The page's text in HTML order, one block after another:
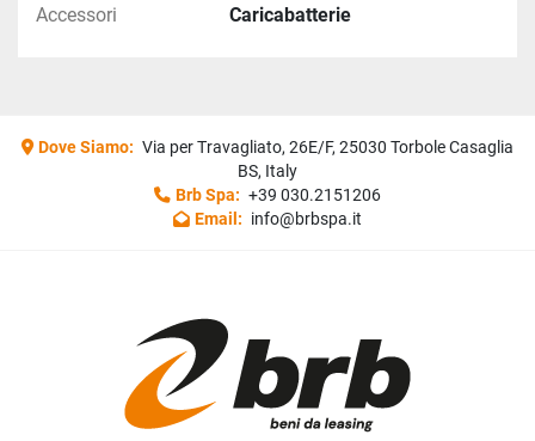
Accessori Caricabatterie
Dove Siamo: Via per Travagliato, 26E/F, 25030 Torbole Casaglia
BS, Italy
Brb Spa: +39 030.2151206
Email: info@brbspa.it